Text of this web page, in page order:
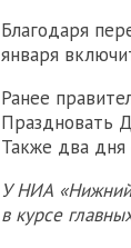
Благодаря
января
Ранее
Праздновать
Также два
У НИА «Нижний
в курсе